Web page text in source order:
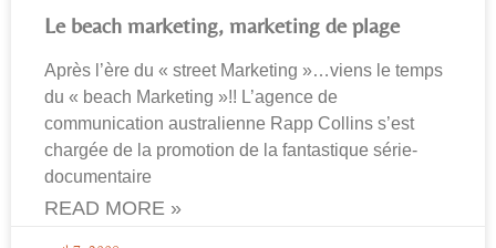
Le beach marketing, marketing de plage
Après l’ère du « street Marketing »…viens le temps
du « beach Marketing »!! L’agence de
communication australienne Rapp Collins s’est
chargée de la promotion de la fantastique série-
documentaire
READ MORE »